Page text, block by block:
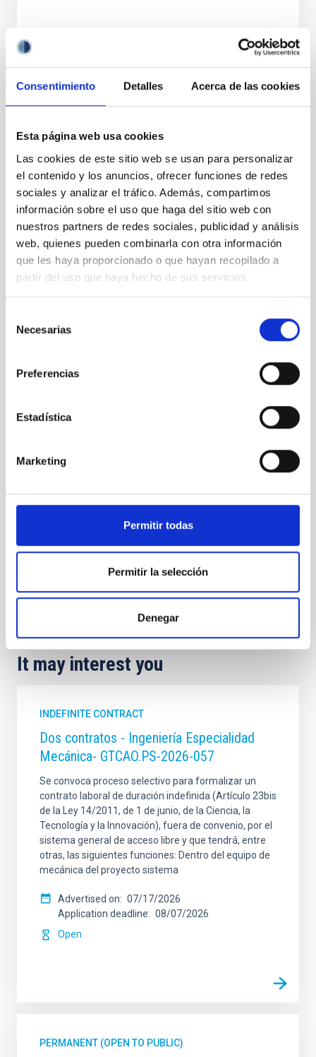
Consentimiento Detalles Acerca de las cookies
Esta página web usa cookies
Las cookies de este sitio web se usan para personalizar
el contenido y los anuncios, ofrecer funciones de redes
sociales y analizar el tráfico. Además, compartimos
información sobre el uso que haga del sitio web con
nuestros partners de redes sociales, publicidad y análisis
web, quienes pueden combinarla con otra información
que les haya proporcionado o que hayan recopilado a
partir del uso que haya hecho de sus servicios.
Necesarias
Preferencias
Estadística
Marketing
Permitir todas
Permitir la selección
Denegar
STATE
RESOLVED
PROFESSIONAL PROFILE
REQUIRED DEGREE
MASTER'S DEGREE (QF-EHEA SECOND CYCLE)
SPECIALTY
ÓPTICA
PROMOTION
NO
PS-2024-058 BASES CONVOCATORIA
ANEXO III SOLICITUD
It may interest you
INDEFINITE CONTRACT
Dos contratos - Ingeniería Especialidad
Mecánica- GTCAO.PS-2026-057
Se convoca proceso selectivo para formalizar un
contrato laboral de duración indefinida (Artículo 23bis
de la Ley 14/2011, de 1 de junio, de la Ciencia, la
Tecnología y la Innovación), fuera de convenio, por el
sistema general de acceso libre y que tendrá, entre
otras, las siguientes funciones: Dentro del equipo de
mecánica del proyecto sistema
Advertised on
07/17/2026
Application deadline
08/07/2026
Open
PERMANENT (OPEN TO PUBLIC)